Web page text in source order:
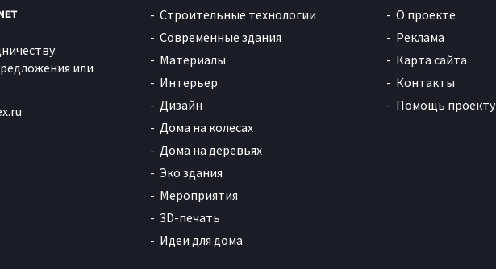
или
Строительные технологии
Современные здания
Материалы
Интерьер
Дизайн
Дома на колесах
Дома на деревьях
Эко здания
Мероприятия
3D-печать
Идеи для дома
О проекте
Реклама
Карта сайта
Контакты
Помощь проекту